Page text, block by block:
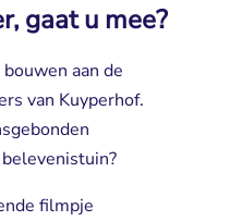
gaat u mee?
aan de
van Kuyperhof.
filmpje